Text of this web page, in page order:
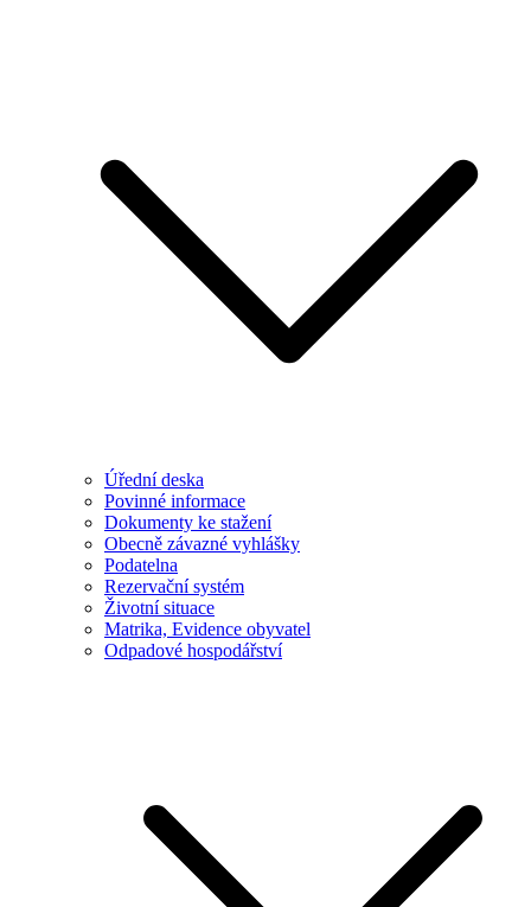
Úřední deska
Povinné informace
Dokumenty ke stažení
Obecně závazné vyhlášky
Podatelna
Rezervační systém
Životní situace
Matrika, Evidence obyvatel
Odpadové hospodářství